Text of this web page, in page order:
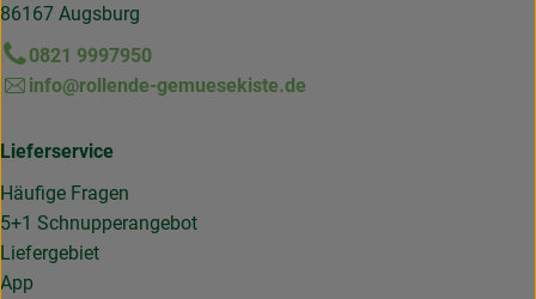
86167 Augsburg
0821 9997950
info@rollende-gemuesekiste.de
Lieferservice
Häufige Fragen
5+1 Schnupperangebot
Liefergebiet
App